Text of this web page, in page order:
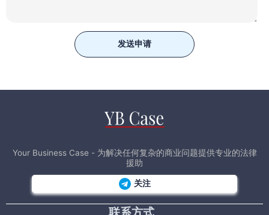
发送申请
Your Business Case - 为解决任何复杂的商业问题提供专业的法律
援助
关注
联系方式